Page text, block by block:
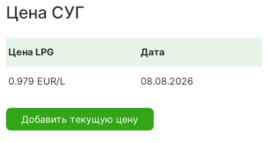
Цена СУГ
Цена LPG Дата
0.979 EUR/L 08.08.2026
Добавить текущую цену